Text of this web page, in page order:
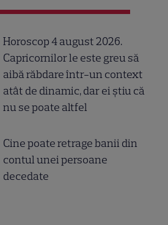
Horoscop 4 august 2026.
Capricornilor le este greu să
aibă răbdare într-un context
atât de dinamic, dar ei știu că
nu se poate altfel
Cine poate retrage banii din
contul unei persoane
decedate